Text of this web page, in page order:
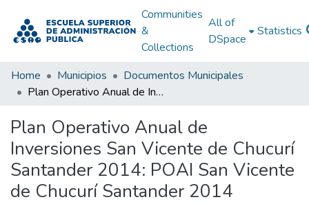
Communities
&
Collections
All of
DSpace
Statistics
Home Municipios
Documentos Municipales
Plan Operativo Anual de Inversiones San Vicente de Chucurí Santander 2014: POAI San Vicente de Chucurí Santander 2014
Plan Operativo Anual de
Inversiones San Vicente de Chucurí
Santander 2014: POAI San Vicente
de Chucurí Santander 2014